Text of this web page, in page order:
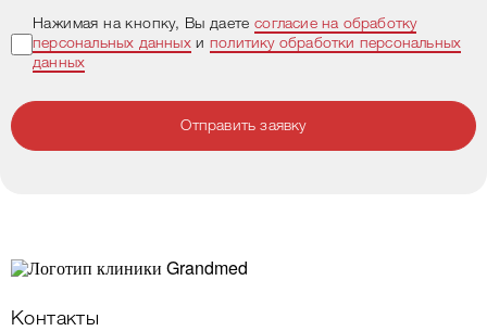
Нажимая на кнопку, Вы даетесогласие на обработку
персональных данныхиполитику обработки персональных
данных
Отправить заявку
Контакты